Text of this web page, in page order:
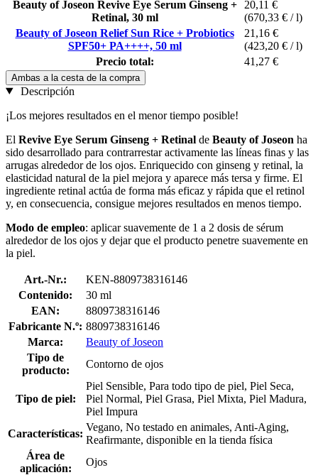
Beauty of Joseon Revive Eye Serum Ginseng +
Retinal, 30 ml
20,11 €
(670,33 € / l)
Beauty of Joseon Relief Sun Rice + Probiotics
SPF50+ PA++++, 50 ml
21,16 €
(423,20 € / l)
Precio total:
41,27 €
Ambas a la cesta de la compra
Descripción
¡Los mejores resultados en el menor tiempo posible!
El Revive Eye Serum Ginseng + Retinal de Beauty of Joseon ha
sido desarrollado para contrarrestar activamente las líneas finas y las
arrugas alrededor de los ojos. Enriquecido con ginseng y retinal, la
elasticidad natural de la piel mejora y aparece más tersa y firme. El
ingrediente retinal actúa de forma más eficaz y rápida que el retinol
y, en consecuencia, consigue mejores resultados en menos tiempo.
Modo de empleo: aplicar suavemente de 1 a 2 dosis de sérum
alrededor de los ojos y dejar que el producto penetre suavemente en
la piel.
Art.-Nr.:
KEN-8809738316146
Contenido:
30 ml
EAN:
8809738316146
Fabricante N.º: 8809738316146
Marca:
Beauty of Joseon
Tipo de
producto:
Contorno de ojos
Tipo de piel:
Piel Sensible, Para todo tipo de piel, Piel Seca,
Piel Normal, Piel Grasa, Piel Mixta, Piel Madura,
Piel Impura
Características:
Vegano, No testado en animales, Anti-Aging,
Reafirmante, disponible en la tienda física
Área de
aplicación:
Ojos